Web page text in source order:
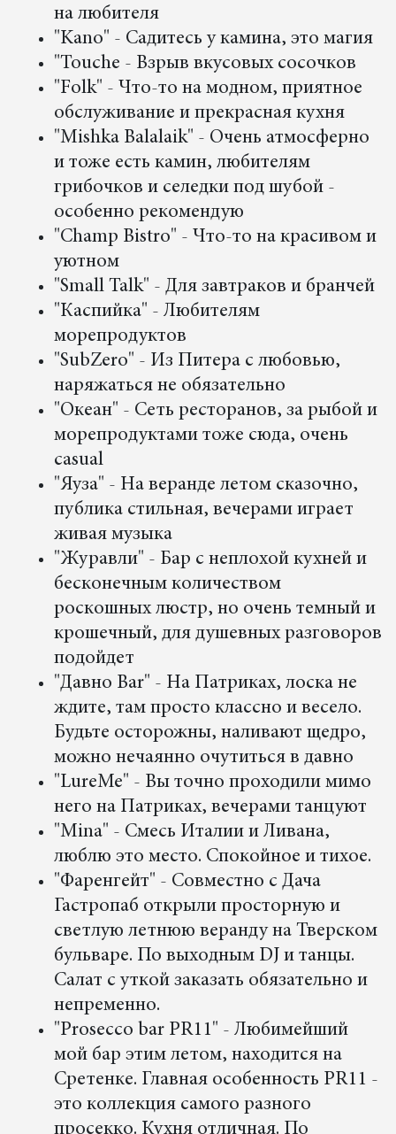
на любителя
"Kano" - Садитесь у камина, это магия
"Touche - Взрыв вкусовых сосочков
"Folk" - Что-то на модном, приятное
обслуживание и прекрасная кухня
"Mishka Balalaik" - Очень атмосферно
и тоже есть камин, любителям
грибочков и селедки под шубой -
особенно рекомендую
"Champ Bistro" - Что-то на красивом и
уютном
"Small Talk" - Для завтраков и бранчей
"Каспийка" - Любителям
морепродуктов
"SubZero" - Из Питера с любовью,
наряжаться не обязательно
"Океан" - Сеть ресторанов, за рыбой и
морепродуктами тоже сюда, очень
casual
"Яуза" - На веранде летом сказочно,
публика стильная, вечерами играет
живая музыка
"Журавли" - Бар с неплохой кухней и
бесконечным количеством
роскошных люстр, но очень темный и
крошечный, для душевных разговоров
подойдет
"Давно Bar" - На Патриках, лоска не
ждите, там просто классно и весело.
Будьте осторожны, наливают щедро,
можно нечаянно очутиться в давно
"LureMe" - Вы точно проходили мимо
него на Патриках, вечерами танцуют
"Mina" - Смесь Италии и Ливана,
люблю это место. Спокойное и тихое.
"Фаренгейт" - Совместно с Дача
Гастропаб открыли просторную и
светлую летнюю веранду на Тверском
бульваре. По выходным DJ и танцы.
Салат с уткой заказать обязательно и
непременно.
"Prosecco bar PR11" - Любимейший
мой бар этим летом, находится на
Сретенке. Главная особенность PR11 -
это коллекция самого разного
просекко. Кухня отличная. По